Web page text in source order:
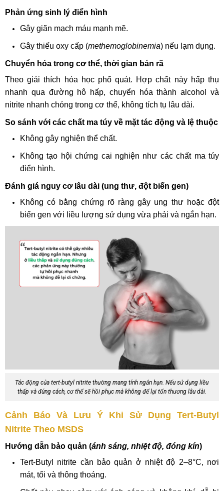
Phản ứng sinh lý điển hình
Gây giãn mạch máu mạnh mẽ.
Gây thiếu oxy cấp (methemoglobinemia) nếu lạm dụng.
Chuyển hóa trong cơ thể, thời gian bán rã
Theo giải thích hóa học phổ quát. Hợp chất này hấp thụ
nhanh qua đường hô hấp, chuyển hóa thành alcohol và
nitrite nhanh chóng trong cơ thể, không tích tụ lâu dài.
So sánh với các chất ma túy về mặt tác động và lệ thuộc
Không gây nghiện thể chất.
Không tạo hội chứng cai nghiện như các chất ma túy
điển hình.
Đánh giá nguy cơ lâu dài (ung thư, đột biến gen)
Không có bằng chứng rõ ràng gây ung thư hoặc đột
biến gen với liều lượng sử dụng vừa phải và ngắn hạn.
Tác động của tert-butyl nitrite thường mang tính ngắn hạn. Nếu sử dụng liều
thấp và đúng cách, cơ thể sẽ hồi phục mà không để lại tổn thương lâu dài.
Cảnh Báo Và Lưu Ý Khi Sử Dụng Tert-Butyl
Nitrite Theo MSDS
Hướng dẫn bảo quản (ánh sáng, nhiệt độ, đóng kín)
Tert-Butyl nitrite cần bảo quản ở nhiệt độ 2–8°C, nơi
mát, tối và thông thoáng.